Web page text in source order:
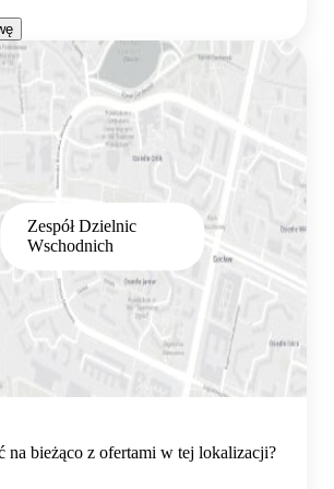
Zespół Dzielnic
Wschodnich
na bieżąco z ofertami w tej lokalizacji?